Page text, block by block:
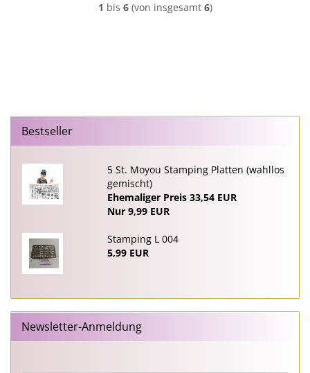
1 bis 6(von insgesamt 6)
Bestseller
5 St. Moyou Stamping Platten (wahllos
gemischt)
Ehemaliger Preis 33,54 EUR
Nur 9,99 EUR
Stamping L 004
5,99 EUR
Newsletter-Anmeldung